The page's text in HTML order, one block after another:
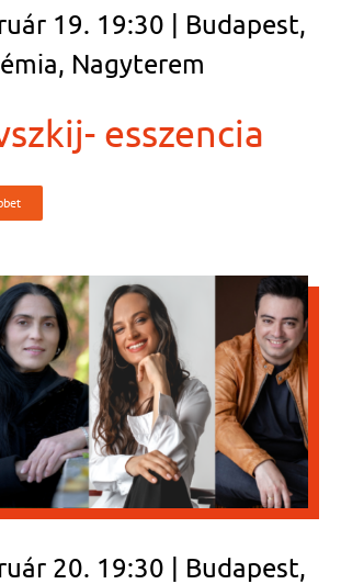
19. 19:30 | Budapest,
Nagyterem
esszencia
20. 19:30 | Budapest,